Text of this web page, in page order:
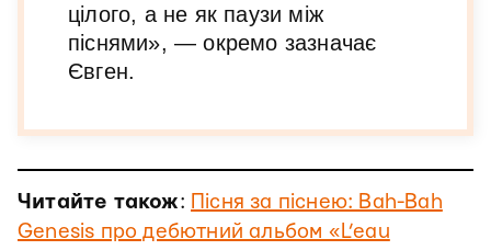
цілого, а не як паузи між
піснями», — окремо зазначає
Євген.
Читайте також:
Пісня за піснею: Bah-Bah
Genesis про дебютний альбом «L’eau